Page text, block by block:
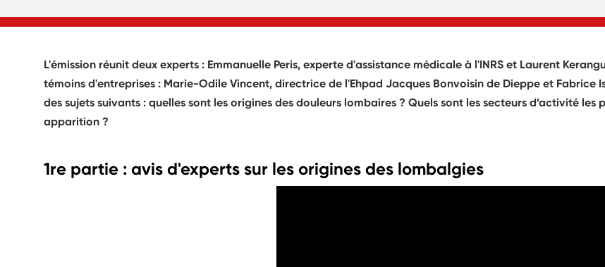
L'émission réunit deux experts : Emmanuelle Peris, experte d'assistance médicale à l'INRS et Laurent
témoins d'entreprises : Marie-Odile Vincent, directrice de l'Ehpad Jacques Bonvoisin de Dieppe et Fabrice
des sujets suivants : quelles sont les origines des douleurs lombaires ? Quels sont les secteurs d’activité
apparition ?
1re partie : avis d'experts sur les origines des lombalgies